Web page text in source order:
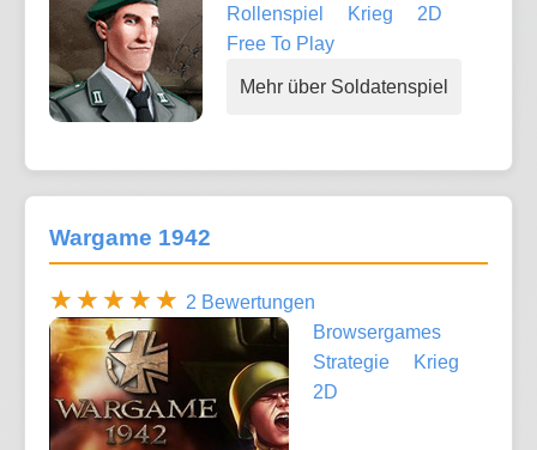
Rollenspiel
Krieg
2D
Free To Play
Mehr über Soldatenspiel
Wargame 1942
2 Bewertungen
Browsergames
Strategie
Krieg
2D